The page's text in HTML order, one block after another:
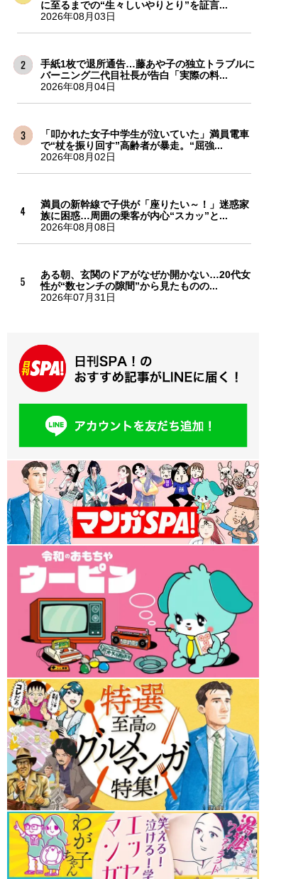
に至るまでの“生々しいやりとり”を証言...
2026年08月03日
手紙1枚で退所通告…藤あや子の独立トラブルに
バーニング二代目社長が告白「実際の料...
2026年08月04日
「叩かれた女子中学生が泣いていた」満員電車
で“杖を振り回す”高齢者が暴走。“屈強...
2026年08月02日
満員の新幹線で子供が「座りたい～！」迷惑家
族に困惑…周囲の乗客が内心“スカッ”と...
2026年08月08日
ある朝、玄関のドアがなぜか開かない…20代女
性が“数センチの隙間”から見たものの...
2026年07月31日